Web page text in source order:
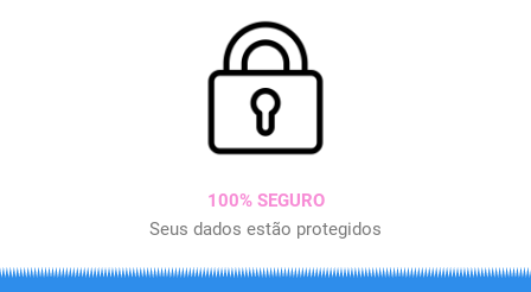
100% SEGURO
Seus dados estão protegidos